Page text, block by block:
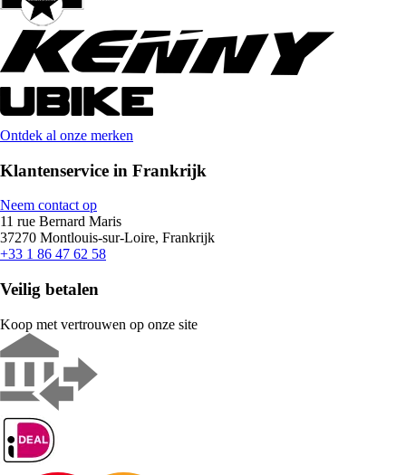
Ontdek al onze merken
Klantenservice in Frankrijk
Neem contact op
11 rue Bernard Maris
37270 Montlouis-sur-Loire, Frankrijk
+33 1 86 47 62 58
Veilig betalen
Koop met vertrouwen op onze site